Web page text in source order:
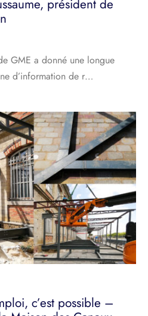
président de
GME a donné une longue
d’information de r…
c’est possible –